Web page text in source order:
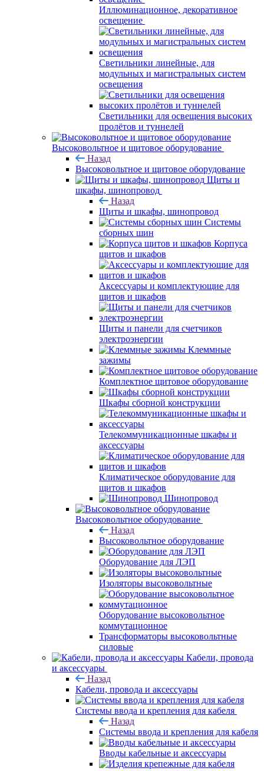
Иллюминационное, декоративное
освещение
Светильники линейные, для
модульных и магистральных систем
освещения
Светильники для освещения высоких
пролётов и туннелей
Высоковольтное и щитовое оборудование
Назад
Высоковольтное и щитовое оборудование
Щиты и
шкафы, шинопровод
Назад
Щиты и шкафы, шинопровод
Системы
сборных шин
Корпуса
щитов и шкафов
Аксессуары и комплектующие для
щитов и шкафов
Щиты и панели для счетчиков
электроэнергии
Клеммные
зажимы
Комплектное щитовое оборудование
Шкафы сборной конструкции
Телекоммуникационные шкафы и
аксессуары
Климатическое оборудование для
щитов и шкафов
Шинопровод
Высоковольтное оборудование
Назад
Высоковольтное оборудование
Оборудование для ЛЭП
Изоляторы высоковольтные
Оборудование высоковольтное
коммутационное
Трансформаторы высоковольтные
силовые
Кабели, провода
и аксессуары
Назад
Кабели, провода и аксессуары
Системы ввода и крепления для кабеля
Назад
Системы ввода и крепления для кабеля
Вводы кабельные и аксессуары